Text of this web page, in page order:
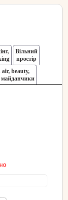
Вільний
простір
beauty,
майданчики